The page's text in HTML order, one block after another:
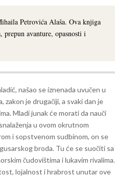
Petrovića Alaša. Ova knjiga
prepun avanture, opasnosti i
našao se iznenada uvučen u
zakon je drugačiji, a svaki dan je
Mladi junak će morati da nauči
u ovom okrutnom
i sopstvenom sudbinom, on se
broda. Tu će se suočiti sa
čudovištima i lukavim rivalima.
lojalnost i hrabrost unutar ove